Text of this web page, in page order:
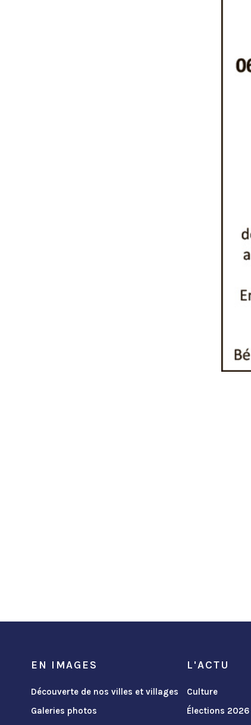
EN IMAGES
Découverte de nos villes et villages
Galeries photos
L'ACTU
Culture
Élections 2026